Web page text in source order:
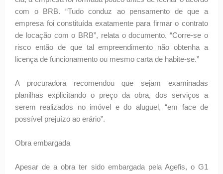
com o BRB. “Tudo conduz ao pensamento de que a
empresa foi constituída exatamente para firmar o contrato
de locação com o BRB”, relata o documento. “Corre-se o
risco então de que tal empreendimento não obtenha a
licença de funcionamento ou mesmo carta de habite-se.”
A procuradora recomendou que sejam examinadas
planilhas explicitando o preço da obra, dos serviços a
serem realizados no imóvel e do aluguel, “em face de
possível prejuízo ao erário”.
Obra embargada
Apesar de a obra ter sido embargada pela Agefis, o G1